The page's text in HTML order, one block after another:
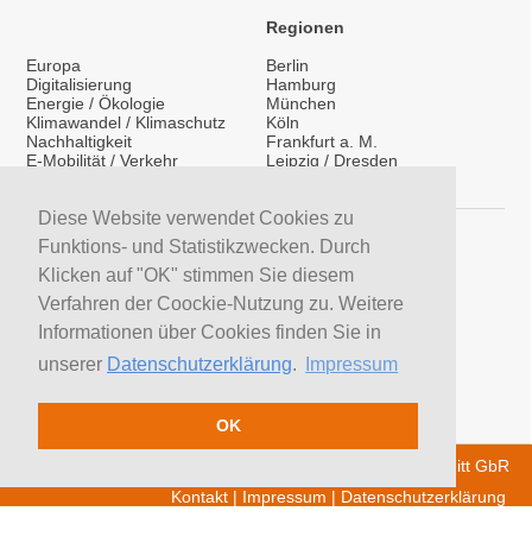
Diese Website verwendet Cookies zu
Funktions- und Statistikzwecken. Durch
Klicken auf "OK" stimmen Sie diesem
Verfahren der Coockie-Nutzung zu. Weitere
Informationen über Cookies finden Sie in
unserer Datenschutzerklärung. Impressum
OK
Europa
Digitalisierung
Energie / Ökologie
Klimawandel / Klimaschutz
Nachhaltigkeit
E-Mobilität / Verkehr
Vorträge / Keynotes
Regionen
Berlin
Hamburg
München
Köln
Frankfurt a. M.
Leipzig / Dresden
Service
LinkedIn
YouTube Moderatoren
YouTube Referenten
H&S News
Moderatoren suchen
Trainer suchen
© 2026 H&S Medienservice - Tobias Hoffmann Rita Schmitt GbR
Kontakt | Impressum | Datenschutzerklärung